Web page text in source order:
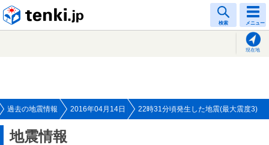
検索 メニュー
現在地
過去の地震情報 2016年04月14日 22時31分頃発生した地震(最大震度3)
地震情報